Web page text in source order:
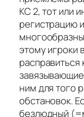
КС 2, тот или
регистрацию
этому игроки
расправиться
ним для того
обстановок.
безлюдный